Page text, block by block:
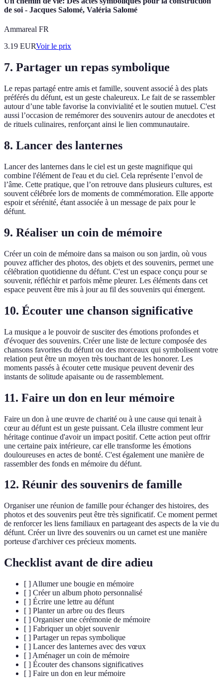
de soi - Jacques Salomé, Valéria Salomé
Ammareal FR
3.19 EURVoir le prix
7. Partager un repas symbolique
Le repas partagé entre amis et famille, souvent associé à des plats
préférés du défunt, est un geste chaleureux. Le fait de se rassembler
autour d’une table favorise la convivialité et le soutien mutuel. C'est
aussi l’occasion de remémorer des souvenirs autour de anecdotes et
de rituels culinaires, renforçant ainsi le lien communautaire.
8. Lancer des lanternes
Lancer des lanternes dans le ciel est un geste magnifique qui
combine l'élément de l'eau et du ciel. Cela représente l’envol de
l’âme. Cette pratique, que l’on retrouve dans plusieurs cultures, est
souvent célébrée lors de moments de commémoration. Elle apporte
espoir et sérénité, étant associée à un message de paix pour le
défunt.
9. Réaliser un coin de mémoire
Créer un coin de mémoire dans sa maison ou son jardin, où vous
pouvez afficher des photos, des objets et des souvenirs, permet une
célébration quotidienne du défunt. C'est un espace conçu pour se
souvenir, réfléchir et parfois même pleurer. Les éléments dans cet
espace peuvent être mis à jour au fil des souvenirs qui émergent.
10. Écouter une chanson significative
La musique a le pouvoir de susciter des émotions profondes et
d'évoquer des souvenirs. Créer une liste de lecture composée des
chansons favorites du défunt ou des morceaux qui symbolisent votre
relation peut être un moyen très touchant de les honorer. Les
moments passés à écouter cette musique peuvent devenir des
instants de solitude apaisante ou de rassemblement.
11. Faire un don en leur mémoire
Faire un don à une œuvre de charité ou à une cause qui tenait à
cœur au défunt est un geste puissant. Cela illustre comment leur
héritage continue d'avoir un impact positif. Cette action peut offrir
une certaine paix intérieure, car elle transforme les émotions
douloureuses en actes de bonté. C'est également une manière de
rassembler des fonds en mémoire du défunt.
12. Réunir des souvenirs de famille
Organiser une réunion de famille pour échanger des histoires, des
photos et des souvenirs peut être très significatif. Ce moment permet
de renforcer les liens familiaux en partageant des aspects de la vie du
défunt. Créer un livre des souvenirs ou un carnet est une manière
porteuse d'archiver ces précieux moments.
Checklist avant de dire adieu
[ ] Allumer une bougie en mémoire
[ ] Créer un album photo personnalisé
[ ] Écrire une lettre au défunt
[ ] Planter un arbre ou des fleurs
[ ] Organiser une cérémonie de mémoire
[ ] Fabriquer un objet souvenir
[ ] Partager un repas symbolique
[ ] Lancer des lanternes avec des vœux
[ ] Aménager un coin de mémoire
[ ] Écouter des chansons significatives
[ ] Faire un don en leur mémoire